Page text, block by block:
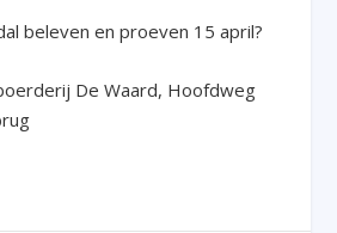
beleven en proeven 15 april?
De Waard, Hoofdweg